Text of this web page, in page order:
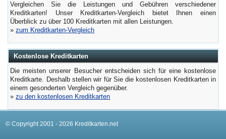
Vergleichen Sie die Leistungen und Gebühren verschiedener
Kreditkarten! Unser Kreditkarten-Vergleich bietet Ihnen einen
Überblick zu über 100 Kreditkarten mit allen Leistungen.
»zum Kreditkarten-Vergleich
Kostenlose Kreditkarten
Die meisten unserer Besucher entscheiden sich für eine kostenlose
Kreditkarte. Deshalb stellen wir für Sie die kostenlosen Kreditkarten in
einem gesonderten Vergleich gegenüber.
»zu den kostenlosen Kreditkarten
© Copyright 2001 - 2026 Kreditkarten.net